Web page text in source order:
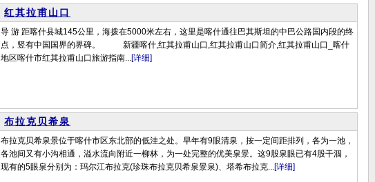
红其拉甫山口
导 游 距喀什县城145公里，海拨在5000米左右，这里是喀什通往巴其斯坦的中巴公路国内段的终
点，竖有中国国界的界碑。 新疆喀什,红其拉甫山口,红其拉甫山口简介,红其拉甫山口_喀什
地区喀什市红其拉甫山口旅游指南...[详细]
布拉克贝希泉
布拉克贝希泉景位于喀什市区东北部的低洼之处。早年有9眼清泉，按一定间距排列，各为一池，
各池间又有小沟相通，溢水流向附近一柳林，为一处完整的优美泉景。这9股泉眼已有4股干涸，
现有的5眼泉分别为：玛尔江布拉克(珍珠布拉克贝希泉景泉)、塔希布拉克...[详细]